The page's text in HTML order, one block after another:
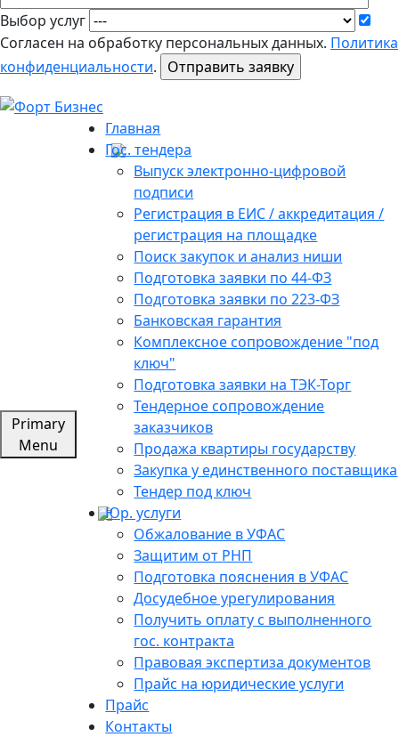
Выбор услуг
Согласен на обработку персональных данных. Политика
конфиденциальности.
Primary
Menu
Главная
Гос. тендера
Выпуск электронно-цифровой
подписи
Регистрация в ЕИС / аккредитация /
регистрация на площадке
Поиск закупок и анализ ниши
Подготовка заявки по 44-ФЗ
Подготовка заявки по 223-ФЗ
Банковская гарантия
Комплексное сопровождение "под
ключ"
Подготовка заявки на ТЭК-Торг
Тендерное сопровождение
заказчиков
Продажа квартиры государству
Закупка у единственного поставщика
Тендер под ключ
Юр. услуги
Обжалование в УФАС
Защитим от РНП
Подготовка пояснения в УФАС
Досудебное урегулирования
Получить оплату с выполненного
гос. контракта
Правовая экспертиза документов
Прайс на юридические услуги
Прайс
Контакты